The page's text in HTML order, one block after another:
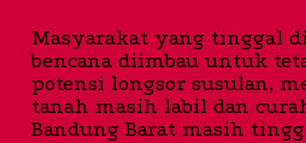
Masyarakat yang tinggal
bencana diimbau untuk
potensi longsor susulan,
tanah masih labil dan
Bandung Barat masih